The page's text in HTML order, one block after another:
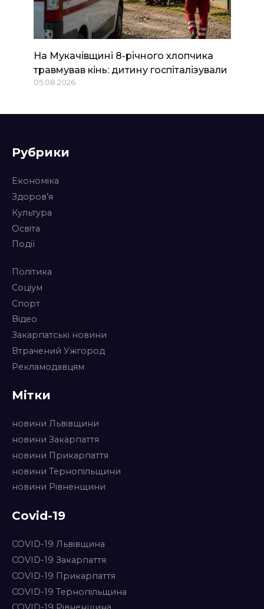
На Мукачівщині 8-річного хлопчика
травмував кінь: дитину госпіталізували
05.08.2026
Рубрики
Економіка
Здоров’я
Культура
Освіта
Події
Політика
Соціум
Спорт
Відео
Закарпатські новини
Втрачений Ужгород
Рекламодавцям
Мітки
новини Львівщини
новини Закарпаття
новини Прикарпаття
новини Тернопільщини
новини Рівненщини
Covid-19
COVID-19 Львівщина
COVID-19 Закарпаття
COVID-19 Прикарпаття
COVID-19 Тернопільщина